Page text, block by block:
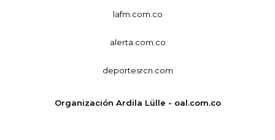
lafm.com.co
alerta.com.co
deportesrcn.com
Organización Ardila Lülle - oal.com.co